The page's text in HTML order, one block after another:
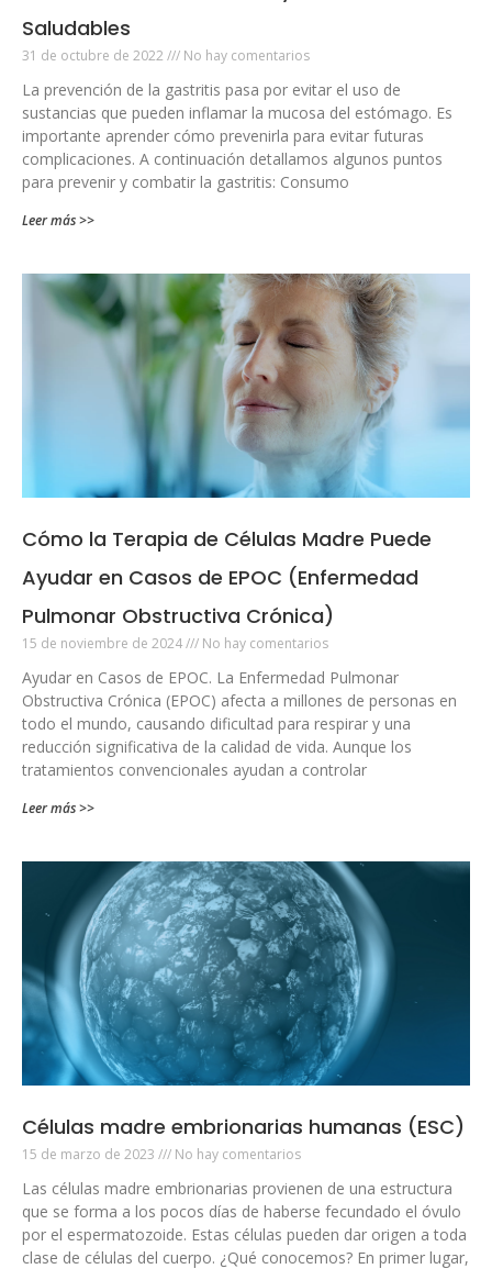
Saludables
31 de octubre de 2022 No hay comentarios
La prevención de la gastritis pasa por evitar el uso de
sustancias que pueden inflamar la mucosa del estómago. Es
importante aprender cómo prevenirla para evitar futuras
complicaciones. A continuación detallamos algunos puntos
para prevenir y combatir la gastritis: Consumo
Leer más >>
Cómo la Terapia de Células Madre Puede
Ayudar en Casos de EPOC (Enfermedad
Pulmonar Obstructiva Crónica)
15 de noviembre de 2024 No hay comentarios
Ayudar en Casos de EPOC. La Enfermedad Pulmonar
Obstructiva Crónica (EPOC) afecta a millones de personas en
todo el mundo, causando dificultad para respirar y una
reducción significativa de la calidad de vida. Aunque los
tratamientos convencionales ayudan a controlar
Leer más >>
Células madre embrionarias humanas (ESC)
15 de marzo de 2023 No hay comentarios
Las células madre embrionarias provienen de una estructura
que se forma a los pocos días de haberse fecundado el óvulo
por el espermatozoide. Estas células pueden dar origen a toda
clase de células del cuerpo. ¿Qué conocemos? En primer lugar,